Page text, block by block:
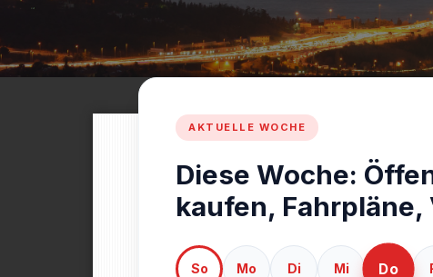
Diese Woche:
kaufen,
So Mo Di Mi Do